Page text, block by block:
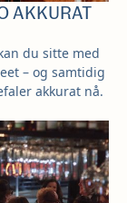
AKKURAT
du sitte med
– og samtidig
akkurat nå.